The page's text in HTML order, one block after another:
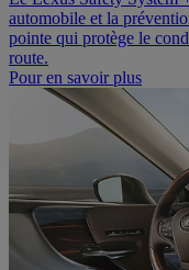
automobile et la
pointe qui protège le
route.
Pour en savoir plus